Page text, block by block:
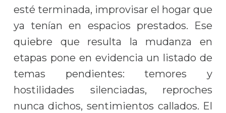
esté terminada, improvisar el hogar que
ya tenían en espacios prestados. Ese
quiebre que resulta la mudanza en
etapas pone en evidencia un listado de
temas pendientes: temores y
hostilidades silenciadas, reproches
nunca dichos, sentimientos callados. El